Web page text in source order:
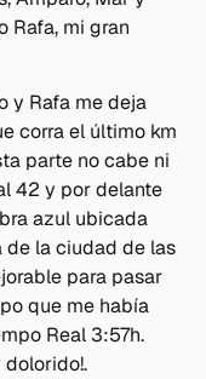
Rafa, mi gran
y Rafa me deja
corra el último km
parte no cabe ni
42 y por delante
azul ubicada
de la ciudad de las
para pasar
que me había
Real 3:57h.